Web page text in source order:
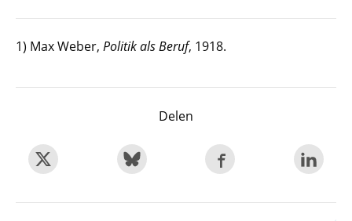
1) Max Weber, Politik als Beruf, 1918.
Delen